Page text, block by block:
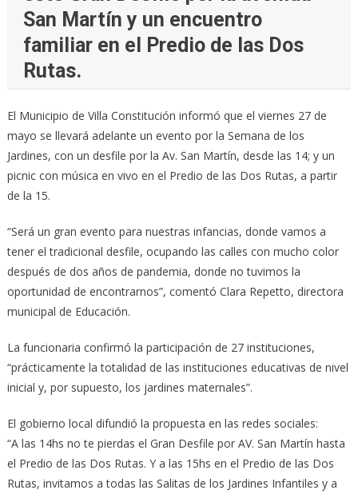
San Martín y un encuentro
familiar en el Predio de las Dos
Rutas.
El Municipio de Villa Constitución informó que el viernes 27 de
mayo se llevará adelante un evento por la Semana de los
Jardines, con un desfile por la Av. San Martín, desde las 14; y un
picnic con música en vivo en el Predio de las Dos Rutas, a partir
de la 15.
“Será un gran evento para nuestras infancias, donde vamos a
tener el tradicional desfile, ocupando las calles con mucho color
después de dos años de pandemia, donde no tuvimos la
oportunidad de encontrarnos”, comentó Clara Repetto, directora
municipal de Educación.
La funcionaria confirmó la participación de 27 instituciones,
“prácticamente la totalidad de las instituciones educativas de nivel
inicial y, por supuesto, los jardines maternales”.
El gobierno local difundió la propuesta en las redes sociales:
“A las 14hs no te pierdas el Gran Desfile por AV. San Martín hasta
el Predio de las Dos Rutas. Y a las 15hs en el Predio de las Dos
Rutas, invitamos a todas las Salitas de los Jardines Infantiles y a